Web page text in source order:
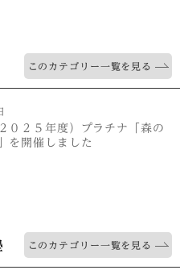
このカテゴリー一覧を見る
０２５年度）プラチナ「森の
を開催しました
このカテゴリー一覧を見る